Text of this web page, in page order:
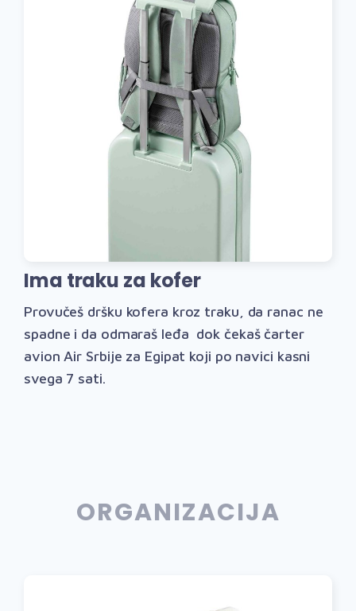
Ima traku za kofer
Provučeš dršku kofera kroz traku, da ranac ne
spadne i da odmaraš leđa dok čekaš čarter
avion Air Srbije za Egipat koji po navici kasni
svega 7 sati.
ORGANIZACIJA